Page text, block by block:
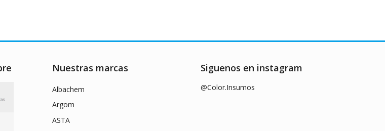
Nuestras marcas
Albachem
Argom
ASTA
Siguenos en instagram
@Color.Insumos